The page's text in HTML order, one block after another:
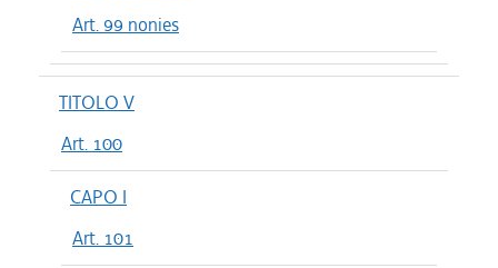
Art. 99 nonies
TITOLO V
Art. 100
CAPO I
Art. 101